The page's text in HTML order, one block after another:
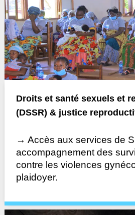
Droits et santé sexuels et
(DSSR) & justice
→ Accès aux services de
accompagnement des
contre les violences
plaidoyer.